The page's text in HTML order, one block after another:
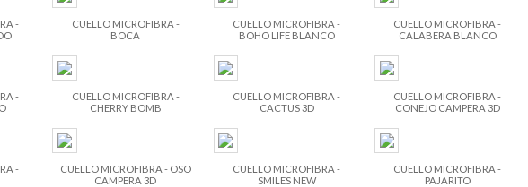
-
CUELLO MICROFIBRA -
BOCA
CUELLO MICROFIBRA -
BOHO LIFE BLANCO
CUELLO MICROFIBRA -
CALABERA BLANCO
-
CUELLO MICROFIBRA -
CHERRY BOMB
CUELLO MICROFIBRA -
CACTUS 3D
CUELLO MICROFIBRA -
CONEJO CAMPERA 3D
-
CUELLO MICROFIBRA - OSO
CAMPERA 3D
CUELLO MICROFIBRA -
SMILES NEW
CUELLO MICROFIBRA -
PAJARITO